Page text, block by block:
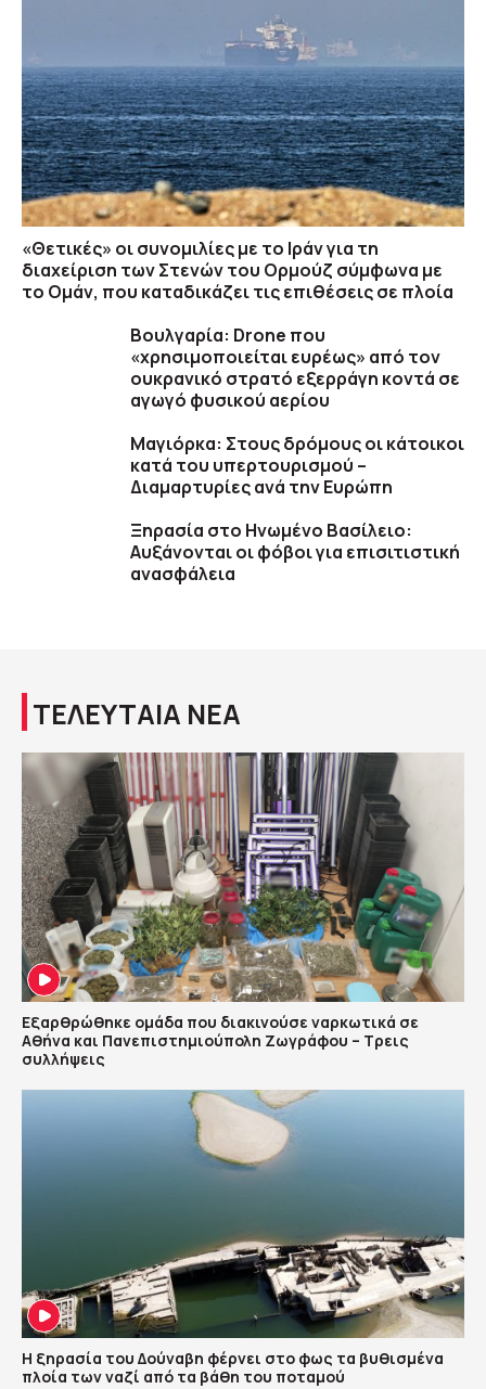
«Θετικές» οι συνομιλίες με το Ιράν για τη
διαχείριση των Στενών του Ορμούζ σύμφωνα με
το Ομάν, που καταδικάζει τις επιθέσεις σε πλοία
Βουλγαρία: Drone που
«χρησιμοποιείται ευρέως» από τον
ουκρανικό στρατό εξερράγη κοντά σε
αγωγό φυσικού αερίου
Μαγιόρκα: Στους δρόμους οι κάτοικοι
κατά του υπερτουρισμού –
Διαμαρτυρίες ανά την Ευρώπη
Ξηρασία στο Ηνωμένο Βασίλειο:
Αυξάνονται οι φόβοι για επισιτιστική
ανασφάλεια
ΤΕΛΕΥΤΑΙΑ ΝΕΑ
Εξαρθρώθηκε ομάδα που διακινούσε ναρκωτικά σε
Αθήνα και Πανεπιστημιούπολη Ζωγράφου – Τρεις
συλλήψεις
Η ξηρασία του Δούναβη φέρνει στο φως τα βυθισμένα
πλοία των ναζί από τα βάθη του ποταμού